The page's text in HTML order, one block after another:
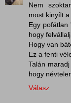
Nem
most kinyílt a
Egy pofátlan
hogy
Hogy van
Ez a fenti
Talán
hogy
Válasz